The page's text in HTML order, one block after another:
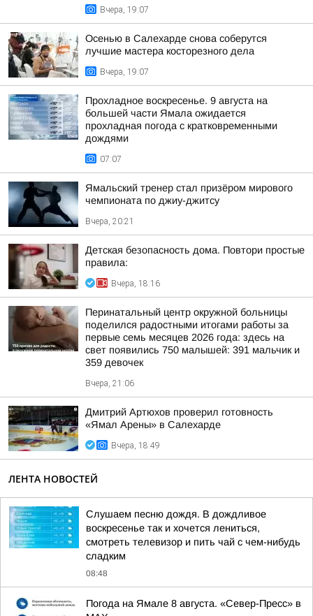
Вчера, 19:07
Осенью в Салехарде снова соберутся
лучшие мастера косторезного дела
Вчера, 19:07
Прохладное воскресенье. 9 августа на
большей части Ямала ожидается
прохладная погода с кратковременными
дождями
07:07
Ямальский тренер стал призёром мирового
чемпионата по джиу-джитсу
Вчера, 20:21
Детская безопасность дома. Повтори простые
правила:
Вчера, 18:16
Перинатальный центр окружной больницы
поделился радостными итогами работы за
первые семь месяцев 2026 года: здесь на
свет появились 750 малышей: 391 мальчик и
359 девочек
Вчера, 21:06
Дмитрий Артюхов проверил готовность
«Ямал Арены» в Салехарде
Вчера, 18:49
ЛЕНТА НОВОСТЕЙ
Слушаем песню дождя. В дождливое
воскресенье так и хочется лениться,
смотреть телевизор и пить чай с чем-нибудь
сладким
08:48
Погода на Ямале 8 августа. «Север-Пресс» в